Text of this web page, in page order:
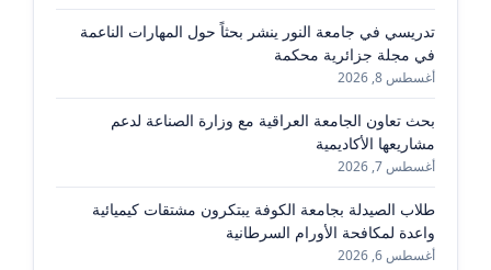
تدريسي في جامعة النور ينشر بحثاً حول المهارات الناعمة
في مجلة جزائرية محكمة
أغسطس 8, 2026
بحث تعاون الجامعة العراقية مع وزارة الصناعة لدعم
مشاريعها الأكاديمية
أغسطس 7, 2026
طلاب الصيدلة بجامعة الكوفة يبتكرون مشتقات كيميائية
واعدة لمكافحة الأورام السرطانية
أغسطس 6, 2026